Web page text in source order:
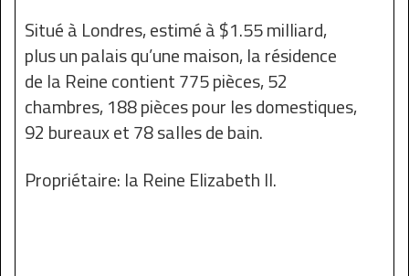
Situé à Londres, estimé à $1.55 milliard,
plus un palais qu’une maison, la résidence
de la Reine contient 775 pièces, 52
chambres, 188 pièces pour les domestiques,
92 bureaux et 78 salles de bain.
Propriétaire: la Reine Elizabeth II.